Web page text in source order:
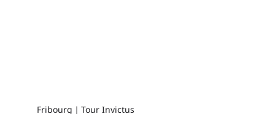
Fribourg｜Tour Invictus